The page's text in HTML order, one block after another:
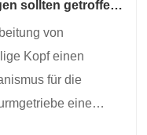
sollten getroffen
von
Kopf einen
für die
eine